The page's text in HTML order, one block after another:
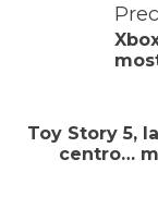
Toy Story 5,
centro…